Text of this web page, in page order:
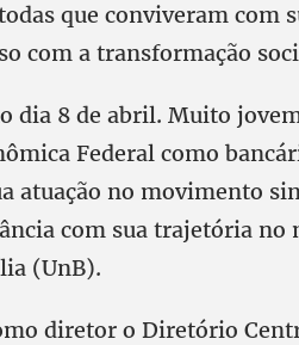
que conviveram com
com a transformação
dia 8 de abril. Muito
Federal como
atuação no movimento
com sua trajetória no
(UnB).
diretor o Diretório